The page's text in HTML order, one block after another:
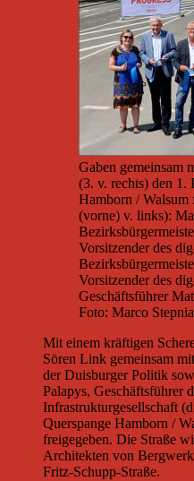
Gaben gemeinsam
(3. v. rechts) den 1.
Hamborn /
(vorne) v. links):
Vorsitzender des
Vorsitzender des
Geschäftsführer
Foto: Marco
Mit einem kräftigen
Sören Link gemeinsam
der Duisburger Politik
Palapys, Geschäftsführer
Infrastrukturgesellschaft
Querspange Hamborn /
freigegeben. Die Straße
Architekten von
Fritz-Schupp-Straße.